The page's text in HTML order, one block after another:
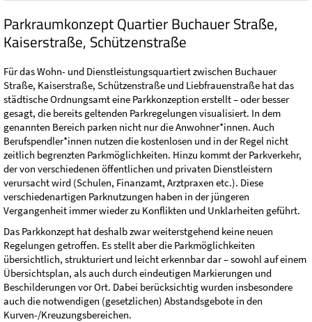
Parkraumkonzept Quartier Buchauer Straße,
Kaiserstraße, Schützenstraße
Für das Wohn- und Dienstleistungsquartiert zwischen Buchauer
Straße, Kaiserstraße, Schützenstraße und Liebfrauenstraße hat das
städtische Ordnungsamt eine Parkkonzeption erstellt – oder besser
gesagt, die bereits geltenden Parkregelungen visualisiert. In dem
genannten Bereich parken nicht nur die Anwohner*innen. Auch
Berufspendler*innen nutzen die kostenlosen und in der Regel nicht
zeitlich begrenzten Parkmöglichkeiten. Hinzu kommt der Parkverkehr,
der von verschiedenen öffentlichen und privaten Dienstleistern
verursacht wird (Schulen, Finanzamt, Arztpraxen etc.). Diese
verschiedenartigen Parknutzungen haben in der jüngeren
Vergangenheit immer wieder zu Konflikten und Unklarheiten geführt.
Das Parkkonzept hat deshalb zwar weiterstgehend keine neuen
Regelungen getroffen. Es stellt aber die Parkmöglichkeiten
übersichtlich, strukturiert und leicht erkennbar dar – sowohl auf einem
Übersichtsplan, als auch durch eindeutigen Markierungen und
Beschilderungen vor Ort. Dabei berücksichtig wurden insbesondere
auch die notwendigen (gesetzlichen) Abstandsgebote in den
Kurven-/Kreuzungsbereichen.